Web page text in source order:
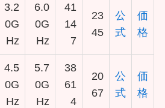
3.2
0G
Hz
6.0
0G
Hz
41
14
7
23
45
公
式
価
格
4.5
0G
Hz
5.7
0G
Hz
38
61
4
20
67
公
式
価
格